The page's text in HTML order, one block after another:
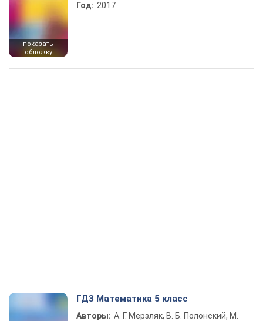
показать
обложку
Год: 2017
ГДЗ Математика 5 класс
Авторы: А. Г. Мерзляк, В. Б. Полонский, М.